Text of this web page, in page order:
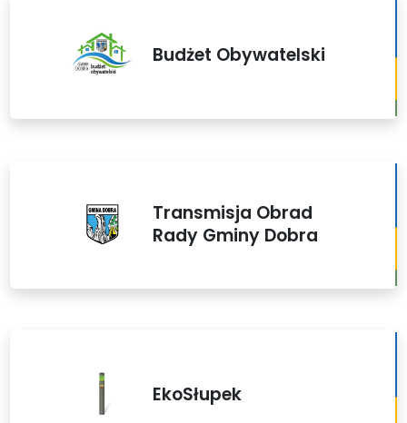
Budżet Obywatelski
Transmisja Obrad
Rady Gminy Dobra
EkoSłupek